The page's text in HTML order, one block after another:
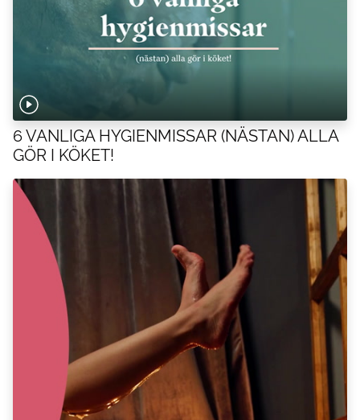
6 VANLIGA HYGIENMISSAR (NÄSTAN) ALLA
GÖR I KÖKET!